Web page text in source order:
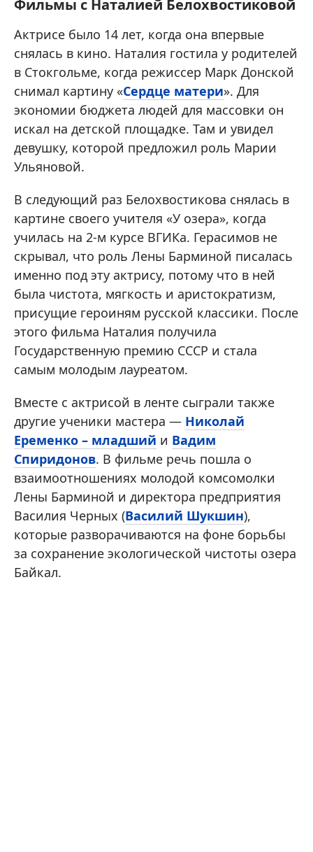
Фильмы с Наталией Белохвостиковой
Актрисе было 14 лет, когда она впервые
снялась в кино. Наталия гостила у родителей
в Стокгольме, когда режиссер Марк Донской
снимал картину «Сердце матери». Для
экономии бюджета людей для массовки он
искал на детской площадке. Там и увидел
девушку, которой предложил роль Марии
Ульяновой.
В следующий раз Белохвостикова снялась в
картине своего учителя «У озера», когда
училась на 2-м курсе ВГИКа. Герасимов не
скрывал, что роль Лены Барминой писалась
именно под эту актрису, потому что в ней
была чистота, мягкость и аристократизм,
присущие героиням русской классики. После
этого фильма Наталия получила
Государственную премию СССР и стала
самым молодым лауреатом.
Вместе с актрисой в ленте сыграли также
другие ученики мастера — Николай
Еременко – младший и Вадим
Спиридонов. В фильме речь пошла о
взаимоотношениях молодой комсомолки
Лены Барминой и директора предприятия
Василия Черных (Василий Шукшин),
которые разворачиваются на фоне борьбы
за сохранение экологической чистоты озера
Байкал.